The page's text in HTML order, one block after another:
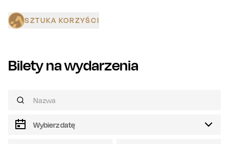
SZTUKA KORZYŚCI
Bilety na wydarzenia